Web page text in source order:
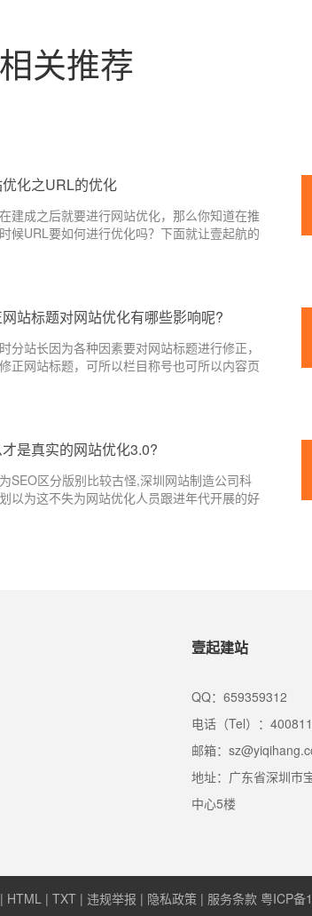
相关推荐
化之URL的优化
建成之后就要进行网站优化，那么你知道在推
候URL要如何进行优化吗？下面就让壹起航的
站标题对网站优化有哪些影响呢?
分站长因为各种因素要对网站标题进行修正，
正网站标题，可所以栏目称号也可所以内容页
绍一下吧。
是真实的网站优化3.0?
SEO区分版别比较古怪,深圳网站制造公司科
以为这不失为网站优化人员跟进年代开展的好
壹起建站
QQ：659359312
电话（Tel）：
邮箱：
地址：广东省深圳市
中心5楼
| HTML | TXT | 违规举报 | 隐私政策 | 服务条款 粤ICP备